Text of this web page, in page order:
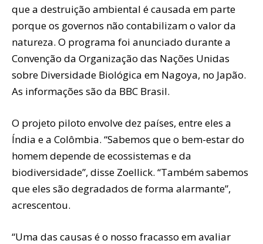
que a destruição ambiental é causada em parte
porque os governos não contabilizam o valor da
natureza. O programa foi anunciado durante a
Convenção da Organização das Nações Unidas
sobre Diversidade Biológica em Nagoya, no Japão.
As informações são da BBC Brasil.
O projeto piloto envolve dez países, entre eles a
Índia e a Colômbia. “Sabemos que o bem-estar do
homem depende de ecossistemas e da
biodiversidade”, disse Zoellick. “Também sabemos
que eles são degradados de forma alarmante”,
acrescentou.
“Uma das causas é o nosso fracasso em avaliar